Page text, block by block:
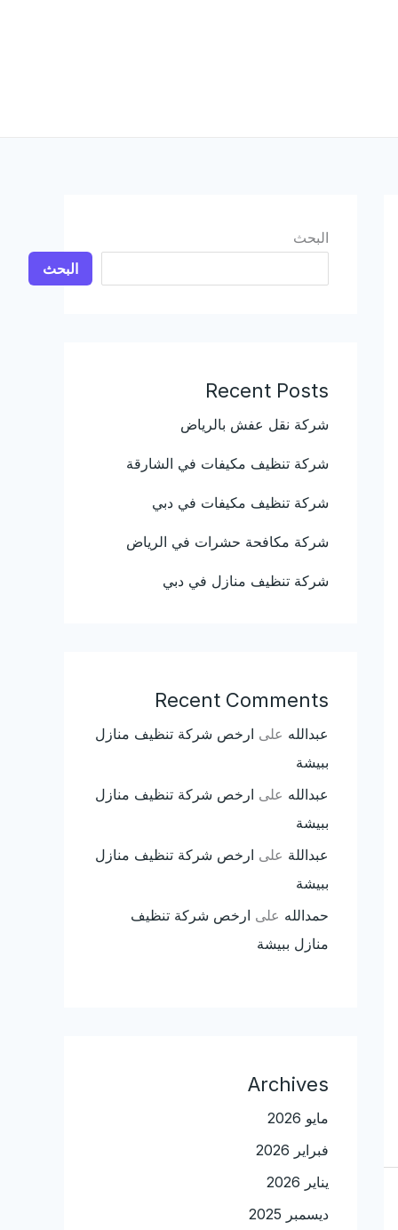
البحث
البحث
Recent Posts
شركة نقل عفش بالرياض
شركة تنظيف مكيفات في الشارقة
شركة تنظيف مكيفات في دبي
شركة مكافحة حشرات في الرياض
شركة تنظيف منازل في دبي
Recent Comments
عبدالله على ارخص شركة تنظيف منازل
ببيشة
عبدالله على ارخص شركة تنظيف منازل
ببيشة
عبداللة على ارخص شركة تنظيف منازل
ببيشة
حمدالله على ارخص شركة تنظيف
منازل ببيشة
Archives
مايو 2026
فبراير 2026
يناير 2026
ديسمبر 2025